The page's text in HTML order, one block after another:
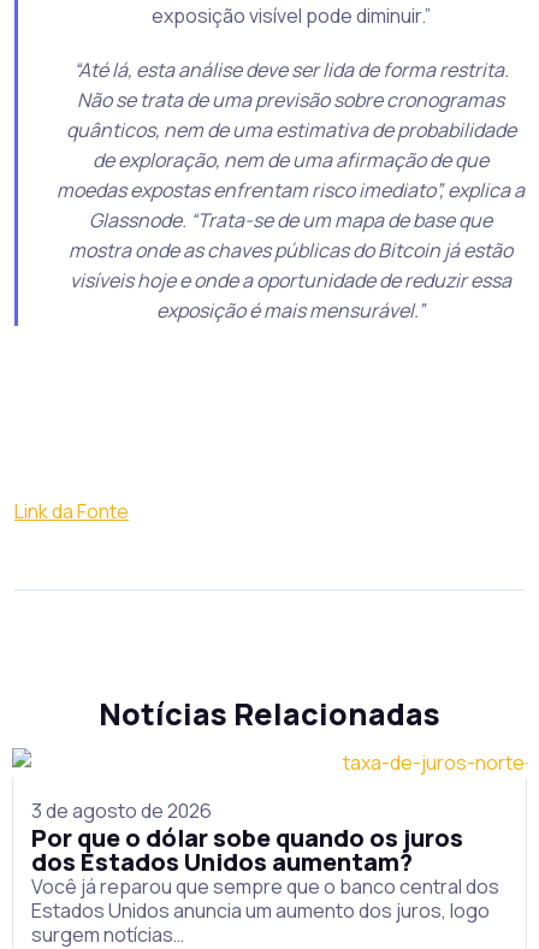
exposição visível pode diminuir.”
“Até lá, esta análise deve ser lida de forma restrita.
Não se trata de uma previsão sobre cronogramas
quânticos, nem de uma estimativa de probabilidade
de exploração, nem de uma afirmação de que
moedas expostas enfrentam risco imediato”, explica a
Glassnode. “Trata-se de um mapa de base que
mostra onde as chaves públicas do Bitcoin já estão
visíveis hoje e onde a oportunidade de reduzir essa
exposição é mais mensurável.”
Link da Fonte
Notícias Relacionadas
3 de agosto de 2026
Por que o dólar sobe quando os juros
dos Estados Unidos aumentam?
Você já reparou que sempre que o banco central dos
Estados Unidos anuncia um aumento dos juros, logo
surgem notícias…